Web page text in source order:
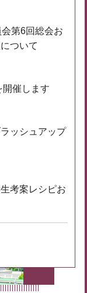
第6回総会お
ついて
催します
ッシュアップ
考案レシピお